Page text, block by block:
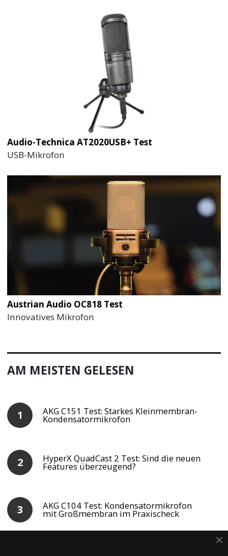
Audio-Technica AT2020USB+ Test
USB-Mikrofon
Austrian Audio OC818 Test
Innovatives Mikrofon
AM MEISTEN GELESEN
AKG C151 Test: Starkes Kleinmembran-
Kondensatormikrofon
HyperX QuadCast 2 Test: Sind die neuen
Features überzeugend?
AKG C104 Test: Kondensatormikrofon
mit Großmembran im Praxischeck